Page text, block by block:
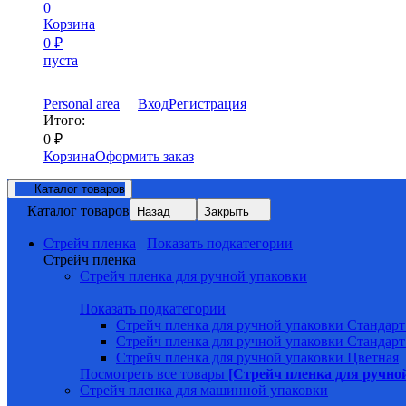
0
Корзина
0 ₽
пуста
Personal area ВходРегистрация
Итого:
0 ₽
КорзинаОформить заказ
Каталог товаров
Каталог товаров Назад Закрыть
Стрейч пленка
Показать подкатегории
Стрейч пленка
Стрейч пленка для ручной упаковки
Показать подкатегории
Стрейч пленка для ручной упаковки
Стрейч пленка для ручной упаковки
Стрейч пленка для ручной упаковки Цветная
Посмотреть все товары [Стрейч пленка для
Стрейч пленка для машинной упаковки